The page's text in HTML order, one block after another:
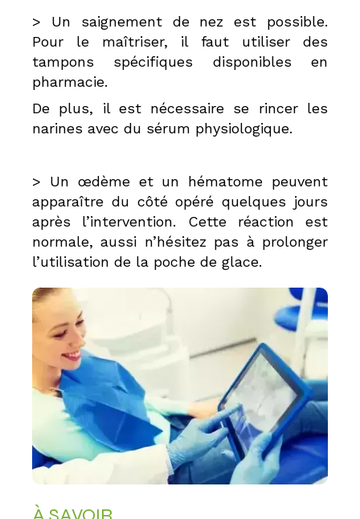
> Un saignement de nez est possible.
Pour le maîtriser, il faut utiliser des
tampons spécifiques disponibles en
pharmacie.
De plus, il est nécessaire se rincer les
narines avec du sérum physiologique.
> Un œdème et un hématome peuvent
apparaître du côté opéré quelques jours
après l’intervention. Cette réaction est
normale, aussi n’hésitez pas à prolonger
l’utilisation de la poche de glace.